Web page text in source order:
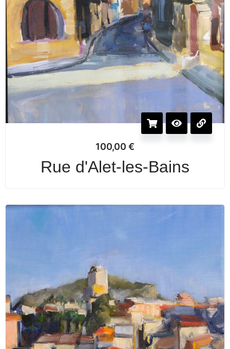
100,00 €
Rue d'Alet-les-Bains